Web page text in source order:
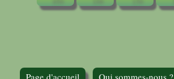
Page d'accueil Qui sommes-nous ?